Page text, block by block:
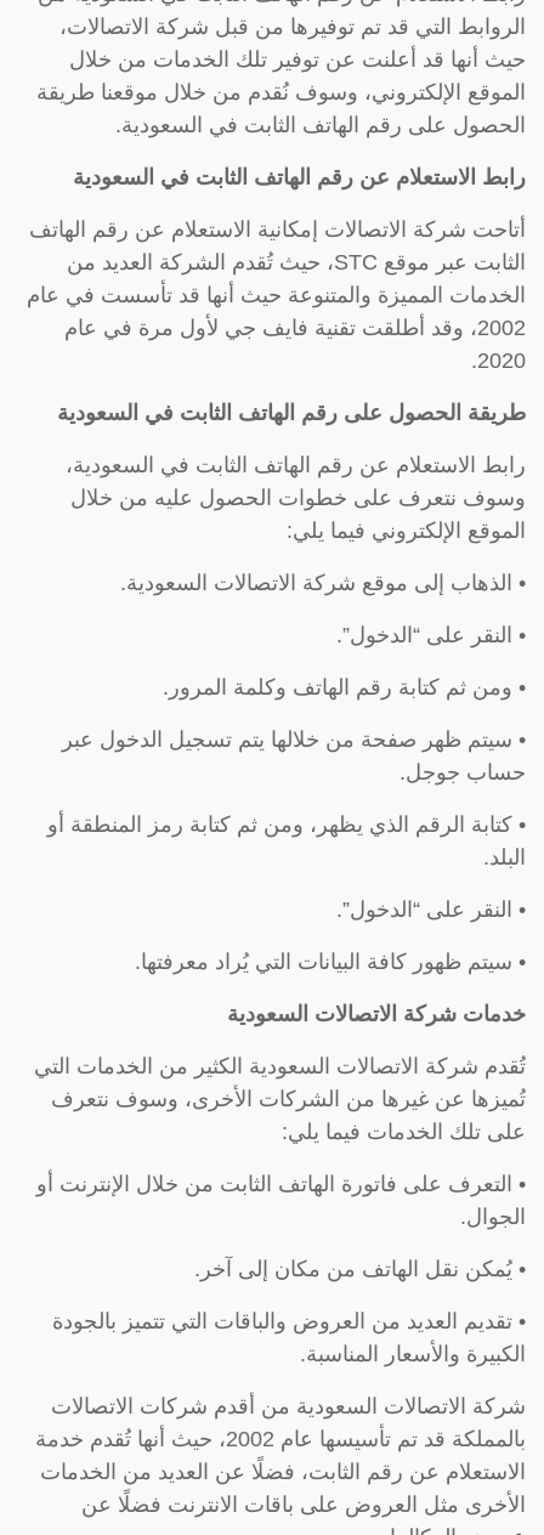
الروابط التي قد تم توفيرها من قبل شركة الاتصالات،
حيث أنها قد أعلنت عن توفير تلك الخدمات من خلال
الموقع الإلكتروني، وسوف نُقدم من خلال موقعنا طريقة
الحصول على رقم الهاتف الثابت في السعودية.
رابط الاستعلام عن رقم الهاتف الثابت في السعودية
أتاحت شركة الاتصالات إمكانية الاستعلام عن رقم الهاتف
الثابت عبر موقع STC، حيث تُقدم الشركة العديد من
الخدمات المميزة والمتنوعة حيث أنها قد تأسست في عام
2002، وقد أطلقت تقنية فايف جي لأول مرة في عام
2020.
طريقة الحصول على رقم الهاتف الثابت في السعودية
رابط الاستعلام عن رقم الهاتف الثابت في السعودية،
وسوف نتعرف على خطوات الحصول عليه من خلال
الموقع الإلكتروني فيما يلي:
• الذهاب إلى موقع شركة الاتصالات السعودية.
• النقر على “الدخول”.
• ومن ثم كتابة رقم الهاتف وكلمة المرور.
• سيتم ظهر صفحة من خلالها يتم تسجيل الدخول عبر
حساب جوجل.
• كتابة الرقم الذي يظهر، ومن ثم كتابة رمز المنطقة أو
البلد.
• النقر على “الدخول”.
• سيتم ظهور كافة البيانات التي يُراد معرفتها.
خدمات شركة الاتصالات السعودية
تُقدم شركة الاتصالات السعودية الكثير من الخدمات التي
تُميزها عن غيرها من الشركات الأخرى، وسوف نتعرف
على تلك الخدمات فيما يلي:
• التعرف على فاتورة الهاتف الثابت من خلال الإنترنت أو
الجوال.
• يُمكن نقل الهاتف من مكان إلى آخر.
• تقديم العديد من العروض والباقات التي تتميز بالجودة
الكبيرة والأسعار المناسبة.
شركة الاتصالات السعودية من أقدم شركات الاتصالات
بالمملكة قد تم تأسيسها عام 2002، حيث أنها تُقدم خدمة
الاستعلام عن رقم الثابت، فضلًا عن العديد من الخدمات
الأخرى مثل العروض على باقات الانترنت فضلًا عن